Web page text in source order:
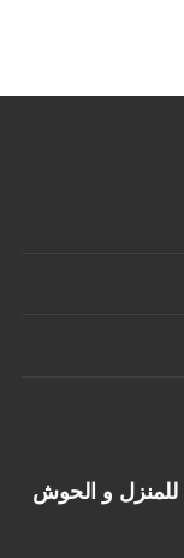
للمنزل و الحوش